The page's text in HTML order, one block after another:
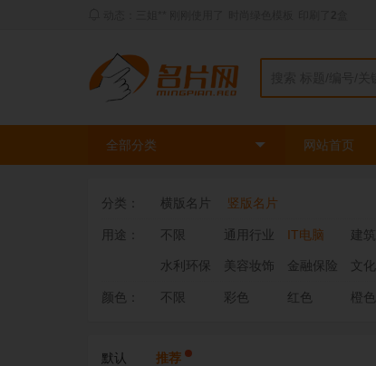
全部分类 网站首页
分类： 横版名片 竖版名片
用途： 不限 通用行业 IT电脑 建
水利环保 美容妆饰 金融保险 文
颜色： 不限 彩色 红色 橙色
默认 推荐